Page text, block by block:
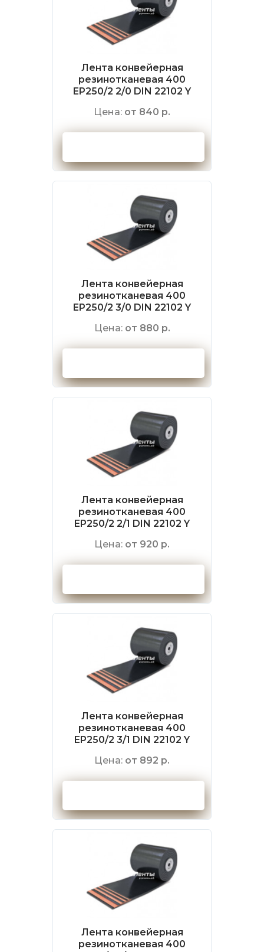
Лента конвейерная
резинотканевая 400
EP250/2 2/0 DIN 22102 Y
Цена: от 840 р.
Лента конвейерная
резинотканевая 400
EP250/2 3/0 DIN 22102 Y
Цена: от 880 р.
Лента конвейерная
резинотканевая 400
EP250/2 2/1 DIN 22102 Y
Цена: от 920 р.
Лента конвейерная
резинотканевая 400
EP250/2 3/1 DIN 22102 Y
Цена: от 892 р.
Лента конвейерная
резинотканевая 400